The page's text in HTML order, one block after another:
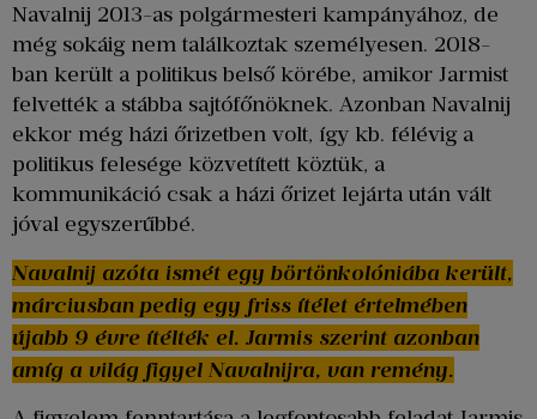
Navalnij 2013-as polgármesteri kampányához, de
még sokáig nem találkoztak személyesen. 2018-
ban került a politikus belső körébe, amikor Jarmist
felvették a stábba sajtófőnöknek. Azonban Navalnij
ekkor még házi őrizetben volt, így kb. félévig a
politikus felesége közvetített köztük, a
kommunikáció csak a házi őrizet lejárta után vált
jóval egyszerűbbé.
Navalnij azóta ismét egy börtönkolóniába került,
márciusban pedig egy friss ítélet értelmében
újabb 9 évre ítélték el. Jarmis szerint azonban
amíg a világ figyel Navalnijra, van remény.